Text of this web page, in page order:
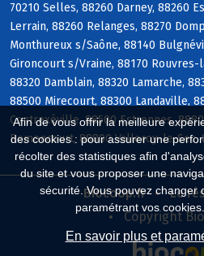
Afin de vous offrir la meilleure
des cookies : pour assurer une
récolter des statistiques afin
du site et vous proposer une
sécurité. Vous pouvez changer
paramétrant vos
En savoir plus et
70210 Selles, 88260 Darney, 88260
Lerrain, 88260 Relanges, 88270
Monthureux s/Saône, 88140
Gironcourt s/Vraine, 88170 Rouvres-
88320 Damblain, 88320 Lamarche,
88500 Mirecourt, 88300 Landaville,
Contrexéville, 88500 Estrennes,
Remoncourt, 88800 Valleroy-le-Sec,
Biocoop.fr
Le
Copyright